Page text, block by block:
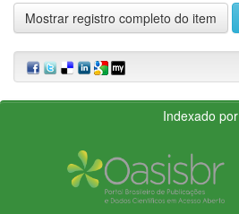
Mostrar registro completo do item
Indexado por